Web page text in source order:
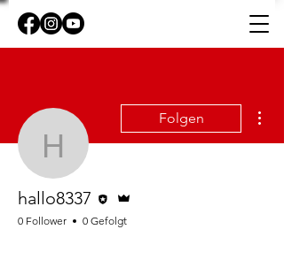
hallo8337
Folgen
hallo8337
0 Follower 0 Gefolgt